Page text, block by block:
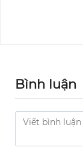
Bình luận